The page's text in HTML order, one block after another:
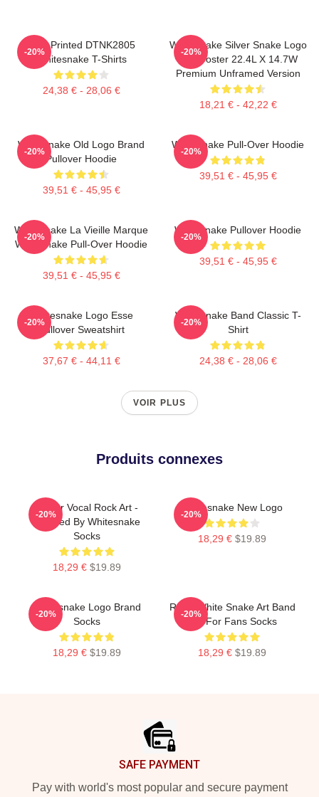
New Printed DTNK2805
Whitesnake T-Shirts
24,38 € - 28,06 €
-20%
Whitesnake Silver Snake Logo
Wall Poster 22.4L X 14.7W
Premium Unframed Version
18,21 € - 42,22 €
-20%
Whitesnake Old Logo Brand
Pullover Hoodie
39,51 € - 45,95 €
-20%
Whitesnake Pull-Over Hoodie
39,51 € - 45,95 €
-20%
Whitesnake La Vieille Marque
Whitesnake Pull-Over Hoodie
39,51 € - 45,95 €
-20%
Whitesnake Pullover Hoodie
39,51 € - 45,95 €
-20%
Whitesnake Logo Esse
Pullover Sweatshirt
37,67 € - 44,11 €
-20%
Whitesnake Band Classic T-
Shirt
24,38 € - 28,06 €
-20%
VOIR PLUS
Produits connexes
Power Vocal Rock Art -
Inspired By Whitesnake
Socks
18,29 € $19.89
-20%
Whitesnake New Logo
18,29 € $19.89
-20%
Whitesnake Logo Brand
Socks
18,29 € $19.89
-20%
Retro White Snake Art Band
Gift For Fans Socks
18,29 € $19.89
-20%
SAFE PAYMENT
Pay with world's most popular and secure payment